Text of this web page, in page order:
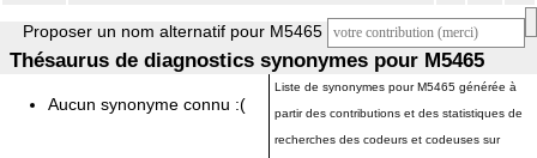
Proposer un nom alternatif pour M5465
Thésaurus de diagnostics synonymes pour M5465
Aucun synonyme connu :(
Liste de synonymes pour M5465 générée à
partir des contributions et des statistiques de
recherches des codeurs et codeuses sur